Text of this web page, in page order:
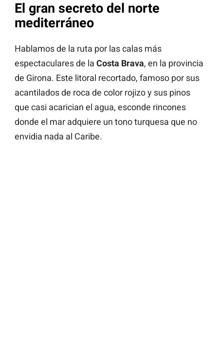
El gran secreto del norte
mediterráneo
Hablamos de la ruta por las calas más
espectaculares de la Costa Brava, en la provincia
de Girona. Este litoral recortado, famoso por sus
acantilados de roca de color rojizo y sus pinos
que casi acarician el agua, esconde rincones
donde el mar adquiere un tono turquesa que no
envidia nada al Caribe.